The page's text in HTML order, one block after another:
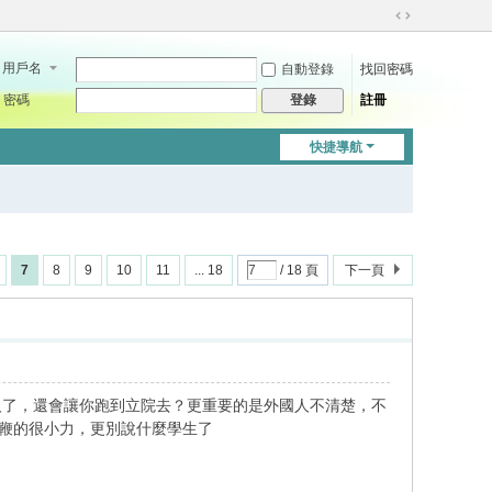
切
到
用戶名 自動登錄
找回密碼
密碼
登錄 註冊
快捷導航
7 8 9 10 11 ... 18 / 18 頁 下一頁
，還會讓你跑到立院去？更重要的是外國人不清楚，不
的很小力，更別說什麼學生了